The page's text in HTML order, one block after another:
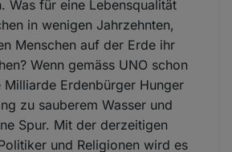
Was für eine Lebensqualität
in wenigen Jahrzehnten,
Menschen auf der Erde ihr
Wenn gemäss UNO schon
Milliarde Erdenbürger Hunger
zu sauberem Wasser und
Spur. Mit der derzeitigen
und Religionen wird es